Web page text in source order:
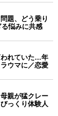
題、どう乗り
悩みに共感
われていた…年
ウマに／恋愛
親が猛クレー
っくり体験人